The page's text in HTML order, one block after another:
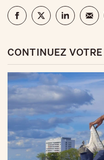
DURABILITÉ GRAND ANGLE